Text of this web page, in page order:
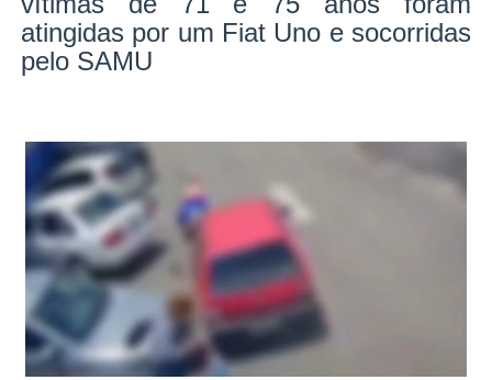
atingidas por um Fiat Uno e socorridas
pelo SAMU